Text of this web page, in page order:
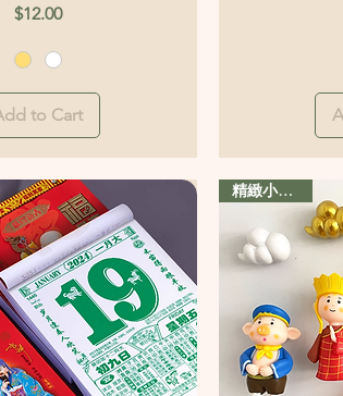
Price
$12.00
to Cart
精緻小禮盒裝